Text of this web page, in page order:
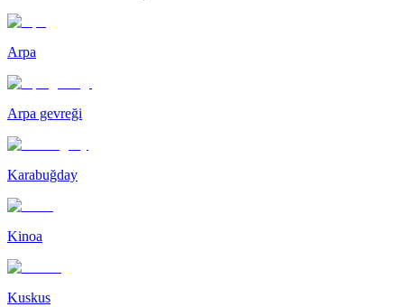
Arpa
Arpa gevreği
Karabuğday
Kinoa
Kuskus